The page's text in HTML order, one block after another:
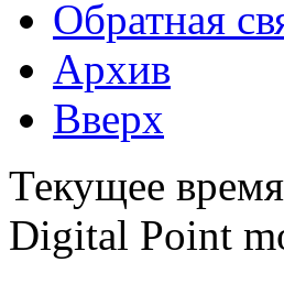
Обратная
Архив
Вверх
Текущее
Digital Point